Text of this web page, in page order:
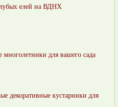
елей на ВДНХ
многолетники для вашего сада
декоративные кустарники для